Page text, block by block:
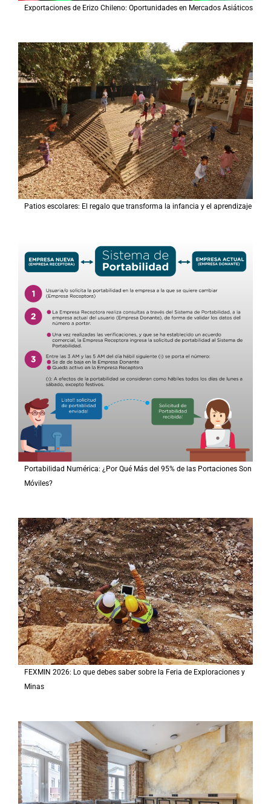
Exportaciones de Erizo Chileno: Oportunidades en Mercados Asiáticos
Patios escolares: El regalo que transforma la infancia y el aprendizaje
Portabilidad Numérica: ¿Por Qué Más del 95% de las Portaciones Son
Móviles?
FEXMIN 2026: Lo que debes saber sobre la Feria de Exploraciones y
Minas